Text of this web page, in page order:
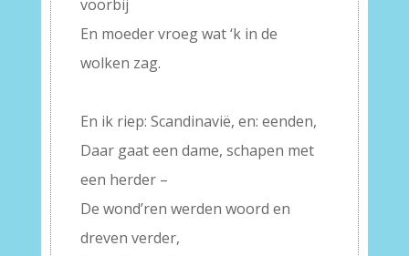
voorbij
En moeder vroeg wat ‘k in de
wolken zag.
En ik riep: Scandinavië, en: eenden,
Daar gaat een dame, schapen met
een herder –
De wond’ren werden woord en
dreven verder,